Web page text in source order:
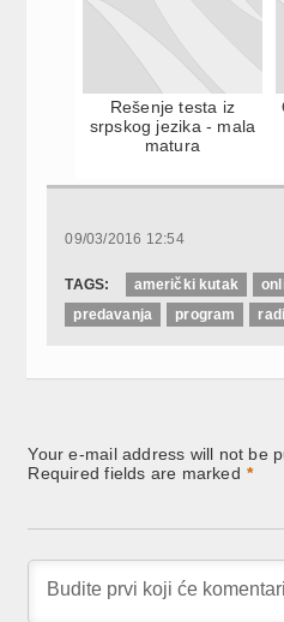
Rešenje testa iz
srpskog jezika - mala
matura
09/03/2016 12:54
TAGS: američki kutak
predavanja
program
Your e-mail address will not be
Required fields are marked *